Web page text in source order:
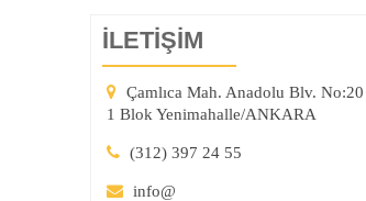
İLETİŞİM
Çamlıca Mah. Anadolu Blv.
1 Blok Yenimahalle/ANKARA
(312) 397 24 55
info@